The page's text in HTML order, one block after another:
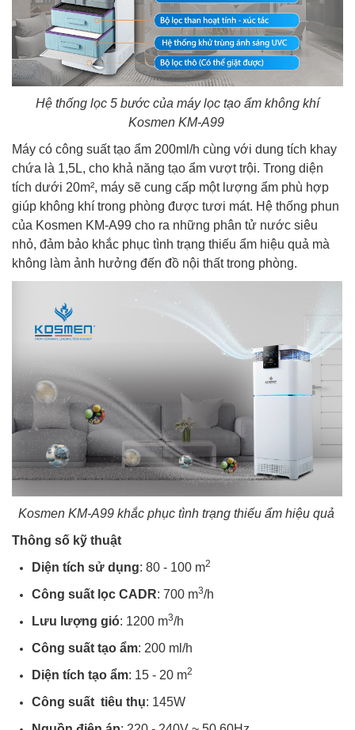
Hệ thống lọc 5 bước của máy lọc tạo ẩm không khí
Kosmen KM-A99
Máy có công suất tạo ẩm 200ml/h cùng với dung tích khay
chứa là 1,5L, cho khả năng tạo ẩm vượt trội. Trong diện
tích dưới 20m², máy sẽ cung cấp một lượng ẩm phù hợp
giúp không khí trong phòng được tươi mát. Hệ thống phun
của Kosmen KM-A99 cho ra những phân tử nước siêu
nhỏ, đảm bảo khắc phục tình trạng thiếu ẩm hiệu quả mà
không làm ảnh hưởng đến đồ nội thất trong phòng.
Kosmen KM-A99 khắc phục tình trạng thiếu ẩm hiệu quả
Thông số kỹ thuật
Diện tích sử dụng: 80 - 100 m2
Công suất lọc CADR: 700 m3/h
Lưu lượng gió: 1200 m3/h
Công suất tạo ẩm: 200 ml/h
Diện tích tạo ẩm: 15 - 20 m2
Công suất tiêu thụ: 145W